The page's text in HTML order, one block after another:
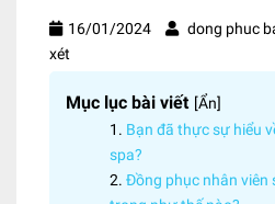
16/01/2024 dong phuc
xét
Mục lục bài viết [Ẩn]
Bạn đã thực sự hiểu
spa?
Đồng phục nhân viên